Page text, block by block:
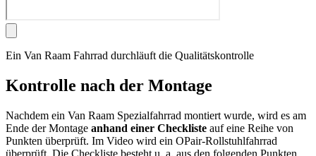
Ein Van Raam Fahrrad durchläuft die Qualitätskontrolle
Kontrolle nach der Montage
Nachdem ein Van Raam Spezialfahrrad montiert wurde, wird es am
Ende der Montage anhand einer Checkliste auf eine Reihe von
Punkten überprüft. Im Video wird ein OPair-Rollstuhlfahrrad